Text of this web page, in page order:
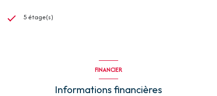
5 étage(s)
FINANCIER
Informations financières